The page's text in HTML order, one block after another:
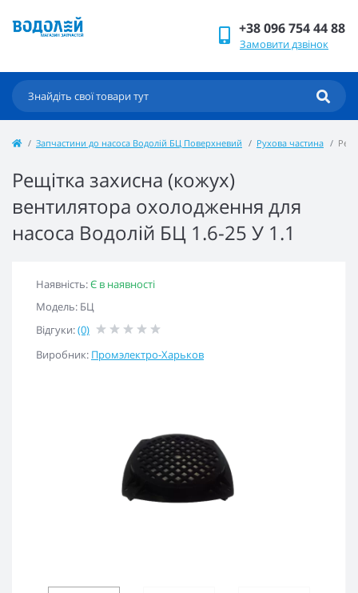
+38 096 754 44 88
Замовити дзвінок
Запчастини до насоса Водолій БЦ Поверхневий Рухова частина
Рещітка захисна (кожух)
вентилятора охолодження для
насоса Водолій БЦ 1.6-25 У 1.1
Наявність:Є в наявності
Модель: БЦ
Відгуки:(0)
Виробник: Промэлектро-Харьков